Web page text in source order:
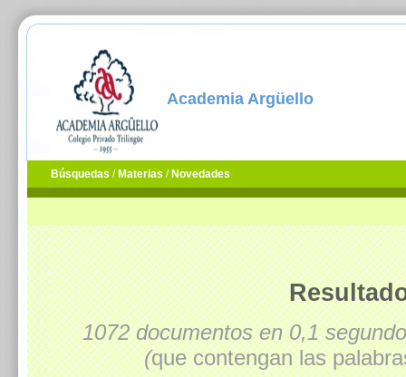
Academia Argüello
Búsquedas / Materias / Novedades
1072 documentos en 0,1
(que contengan las